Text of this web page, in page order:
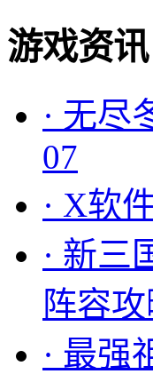
游戏资讯
· 无尽
07
· X软
· 新三
阵容
· 最强